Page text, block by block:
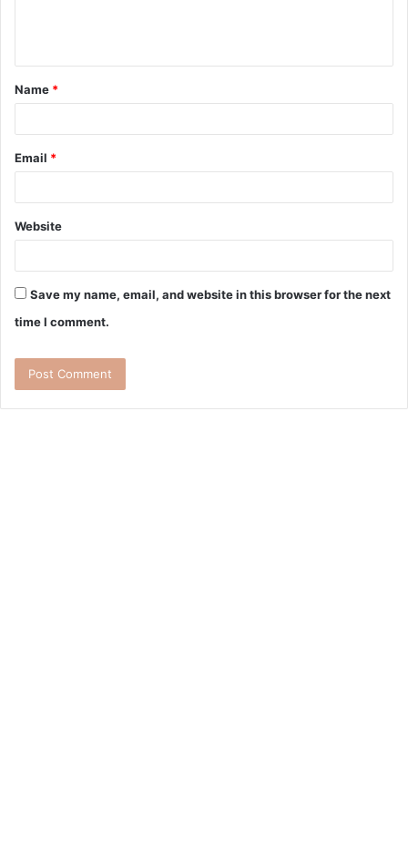
Name *
Email *
Website
Save my name, email, and website in this browser for the next
time I comment.